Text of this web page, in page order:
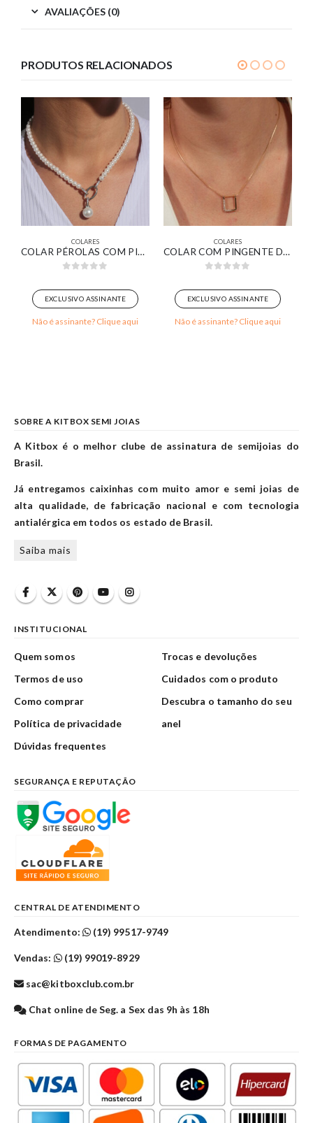
AVALIAÇÕES (0)
PRODUTOS RELACIONADOS
COLARES
COLAR PÉROLAS COM PINGENTE ELOS OVAIS BANHADO EM OURO BRANCO
EXCLUSIVO ASSINANTE
Não é assinante? Clique aqui
COLARES
COLAR COM PINGENTE DESIGN MINIMALISTA DELICADO BANHADO EM OURO 18K
EXCLUSIVO ASSINANTE
Não é assinante? Clique aqui
SOBRE A KITBOX SEMI JOIAS
A Kitbox é o melhor clube de assinatura de semijoias do
Brasil.
Já entregamos caixinhas com muito amor e semi joias de
alta qualidade, de fabricação nacional e com tecnologia
antialérgica em todos os estado de Brasil.
Saiba mais
INSTITUCIONAL
Quem somos
Termos de uso
Como comprar
Política de privacidade
Dúvidas frequentes
Trocas e devoluções
Cuidados com o produto
Descubra o tamanho do seu
anel
SEGURANÇA E REPUTAÇÃO
CENTRAL DE ATENDIMENTO
Atendimento: (19) 99517-9749
Vendas: (19) 99019-8929
sac@kitboxclub.com.br
Chat online de Seg. a Sex das 9h às 18h
FORMAS DE PAGAMENTO